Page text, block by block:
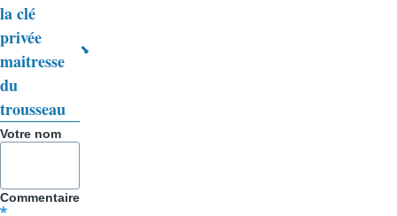
&
Astuces
la clé
privée
maitresse
du
trousseau
Votre nom
Commentaire